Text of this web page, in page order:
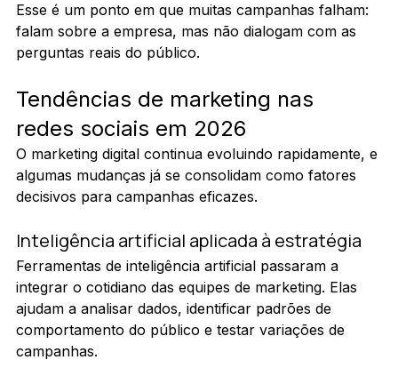
Esse é um ponto em que muitas campanhas falham:
falam sobre a empresa, mas não dialogam com as
perguntas reais do público.
Tendências de marketing nas
redes sociais em 2026
O marketing digital continua evoluindo rapidamente, e
algumas mudanças já se consolidam como fatores
decisivos para campanhas eficazes.
Inteligência artificial aplicada à estratégia
Ferramentas de inteligência artificial passaram a
integrar o cotidiano das equipes de marketing. Elas
ajudam a analisar dados, identificar padrões de
comportamento do público e testar variações de
campanhas.